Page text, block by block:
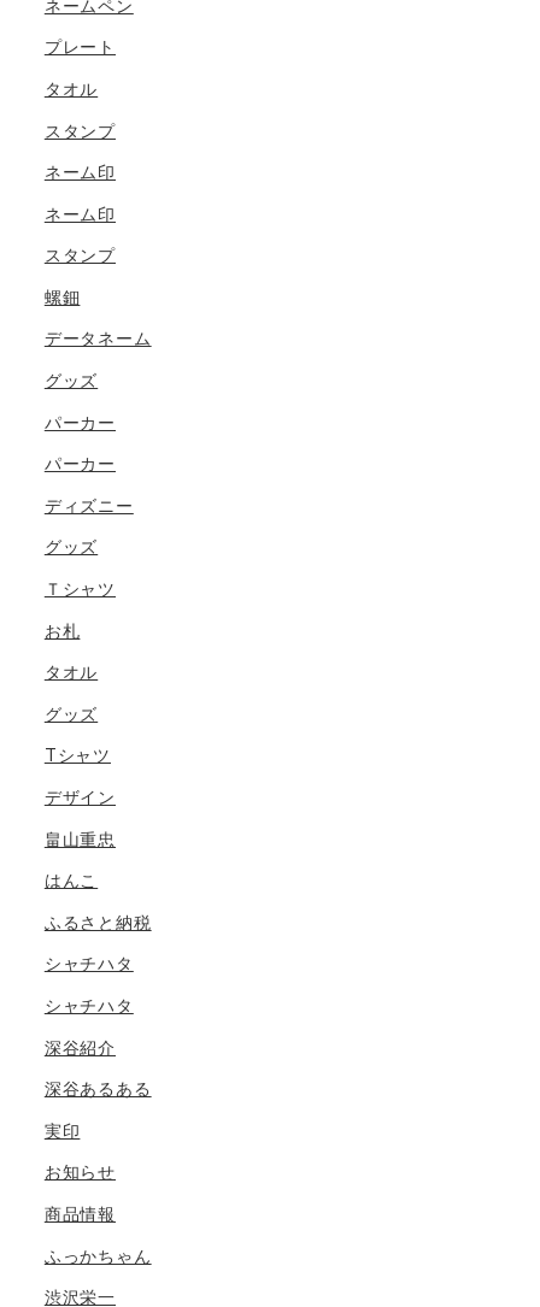
ネームペン
プレート
タオル
スタンプ
ネーム印
ネーム印
スタンプ
螺鈿
データネーム
グッズ
パーカー
パーカー
ディズニー
グッズ
Ｔシャツ
お札
タオル
グッズ
Tシャツ
デザイン
畠山重忠
はんこ
ふるさと納税
シャチハタ
シャチハタ
深谷紹介
深谷あるある
実印
お知らせ
商品情報
ふっかちゃん
渋沢栄一